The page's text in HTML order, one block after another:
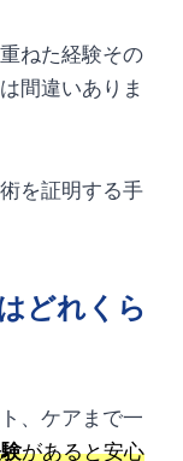
ねた経験その
間違いありま
を証明する手
どれくら
、ケアまで一
があると安心